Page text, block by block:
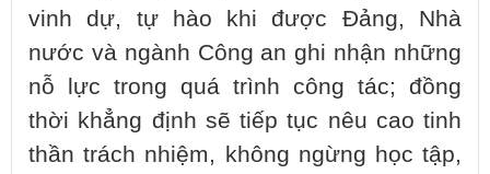
vinh dự, tự hào khi được Đảng, Nhà
nước và ngành Công an ghi nhận những
nỗ lực trong quá trình công tác; đồng
thời khẳng định sẽ tiếp tục nêu cao tinh
thần trách nhiệm, không ngừng học tập,